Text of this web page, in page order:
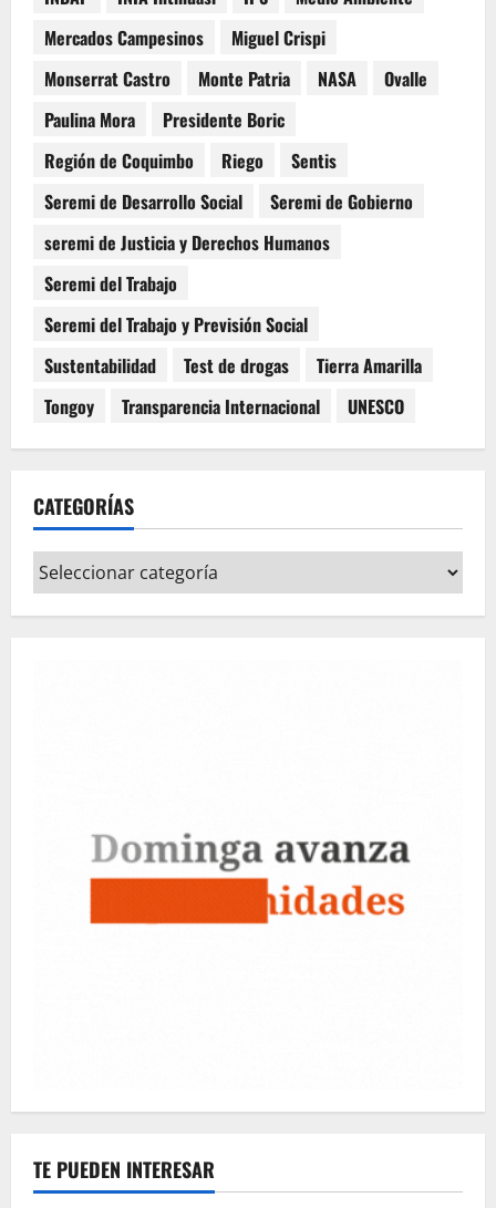
Mercados Campesinos
Miguel Crispi
Monserrat Castro
Monte Patria NASA
Ovalle
Paulina Mora
Presidente Boric
Región de Coquimbo
Riego
Sentis
Seremi de Desarrollo Social
Seremi de Gobierno
seremi de Justicia y Derechos Humanos
Seremi del Trabajo
Seremi del Trabajo y Previsión Social
Sustentabilidad
Test de drogas
Tierra Amarilla
Tongoy
Transparencia Internacional UNESCO
CATEGORÍAS
Categorías
TE PUEDEN INTERESAR